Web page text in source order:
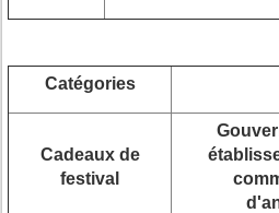
Catégories
Cadeaux de
festival